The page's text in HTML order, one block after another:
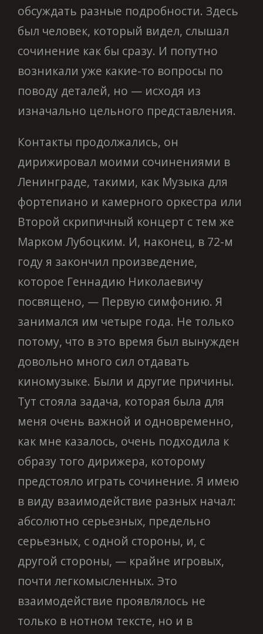
обсуждать разные подробности. Здесь
был человек, который видел, слышал
сочинение как бы сразу. И попутно
возникали уже какие-то вопросы по
поводу деталей, но — исходя из
изначально цельного представления.
Контакты продолжались, он
дирижировал моими сочинениями в
Ленинграде, такими, как Музыка для
фортепиано и камерного оркестра или
Второй скрипичный концерт с тем же
Марком Лубоцким. И, наконец, в 72-м
году я закончил произведение,
которое Геннадию Николаевичу
посвящено, — Первую симфонию. Я
занимался им четыре года. Не только
потому, что в это время был вынужден
довольно много сил отдавать
киномузыке. Были и другие причины.
Тут стояла задача, которая была для
меня очень важной и одновременно,
как мне казалось, очень подходила к
образу того дирижера, которому
предстояло играть сочинение. Я имею
в виду взаимодействие разных начал:
абсолютно серьезных, предельно
серьезных, с одной стороны, и, с
другой стороны, — крайне игровых,
почти легкомысленных. Это
взаимодействие проявлялось не
только в нотном тексте, но и в